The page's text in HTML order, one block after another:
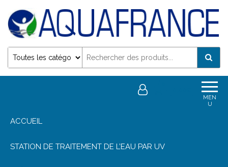
Désinfection Uv de l'eau | Filtration et Potabilisation
MEN
U
ACCUEIL
STATION DE TRAITEMENT DE L’EAU PAR UV